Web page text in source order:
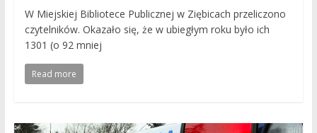
W Miejskiej Bibliotece Publicznej w Ziębicach przeliczono
czytelników. Okazało się, że w ubiegłym roku było ich
1301 (o 92 mniej
Read more